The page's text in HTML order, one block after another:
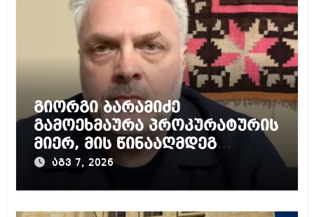
გიორგი ბარამიძე
გამოეხმაურა პროკურატურის
მიერ, მის წინააღმდეგ
დაწყებულ გამოძიებას
აგვ 7, 2026